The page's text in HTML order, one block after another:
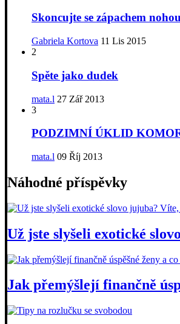
Skoncujte se zápachem nohou
Gabriela Kortova 11 Lis 2015
2
Spěte jako dudek
mata.l 27 Zář 2013
3
PODZIMNÍ ÚKLID
mata.l 09 Říj 2013
Náhodné příspěvky
Už jste slyšeli exotické
Jak přemýšlejí finančně